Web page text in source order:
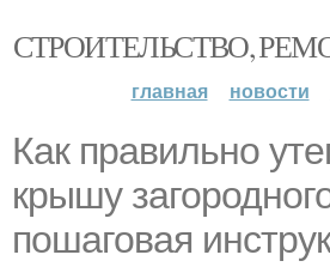
СТРОИТЕЛЬСТВО,
главная новости
Как правильно
крышу
пошаговая